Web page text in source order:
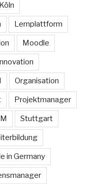
Köln
Lernplattform
Moodle
Organisation
Projektmanager
Stuttgart
in Germany